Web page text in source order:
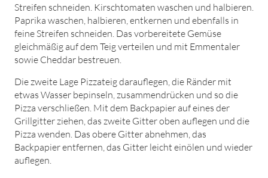
Streifen schneiden. Kirschtomaten waschen und halbieren.
Paprika waschen, halbieren, entkernen und ebenfalls in
feine Streifen schneiden. Das vorbereitete Gemüse
gleichmäßig auf dem Teig verteilen und mit Emmentaler
sowie Cheddar bestreuen.
Die zweite Lage Pizzateig darauflegen, die Ränder mit
etwas Wasser bepinseln, zusammendrücken und so die
Pizza verschließen. Mit dem Backpapier auf eines der
Grillgitter ziehen, das zweite Gitter oben auflegen und die
Pizza wenden. Das obere Gitter abnehmen, das
Backpapier entfernen, das Gitter leicht einölen und wieder
auflegen.